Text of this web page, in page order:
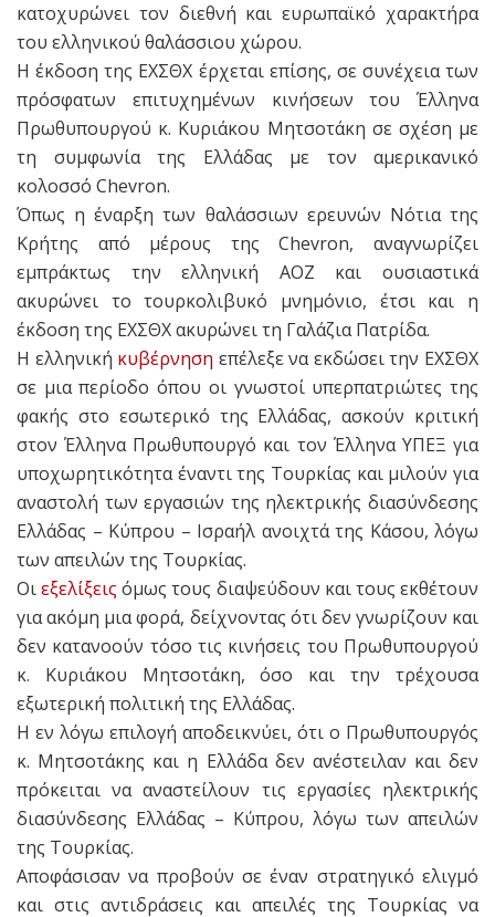
κατοχυρώνει τον διεθνή και ευρωπαϊκό χαρακτήρα
του ελληνικού θαλάσσιου χώρου.
Η έκδοση της ΕΧΣΘΧ έρχεται επίσης, σε συνέχεια των
πρόσφατων επιτυχημένων κινήσεων του Έλληνα
Πρωθυπουργού κ. Κυριάκου Μητσοτάκη σε σχέση με
τη συμφωνία της Ελλάδας με τον αμερικανικό
κολοσσό Chevron.
Όπως η έναρξη των θαλάσσιων ερευνών Νότια της
Κρήτης από μέρους της Chevron, αναγνωρίζει
εμπράκτως την ελληνική ΑΟΖ και ουσιαστικά
ακυρώνει το τουρκολιβυκό μνημόνιο, έτσι και η
έκδοση της ΕΧΣΘΧ ακυρώνει τη Γαλάζια Πατρίδα.
Η ελληνική κυβέρνηση επέλεξε να εκδώσει την ΕΧΣΘΧ
σε μια περίοδο όπου οι γνωστοί υπερπατριώτες της
φακής στο εσωτερικό της Ελλάδας, ασκούν κριτική
στον Έλληνα Πρωθυπουργό και τον Έλληνα ΥΠΕΞ για
υποχωρητικότητα έναντι της Τουρκίας και μιλούν για
αναστολή των εργασιών της ηλεκτρικής διασύνδεσης
Ελλάδας – Κύπρου – Ισραήλ ανοιχτά της Κάσου, λόγω
των απειλών της Τουρκίας.
Οιεξελίξεις όμως τους διαψεύδουν και τους εκθέτουν
για ακόμη μια φορά, δείχνοντας ότι δεν γνωρίζουν και
δεν κατανοούν τόσο τις κινήσεις του Πρωθυπουργού
κ. Κυριάκου Μητσοτάκη, όσο και την τρέχουσα
εξωτερική πολιτική της Ελλάδας.
Η εν λόγω επιλογή αποδεικνύει, ότι ο Πρωθυπουργός
κ. Μητσοτάκης και η Ελλάδα δεν ανέστειλαν και δεν
πρόκειται να αναστείλουν τις εργασίες ηλεκτρικής
διασύνδεσης Ελλάδας – Κύπρου, λόγω των απειλών
της Τουρκίας.
Αποφάσισαν να προβούν σε έναν στρατηγικό ελιγμό
και στις αντιδράσεις και απειλές της Τουρκίας να